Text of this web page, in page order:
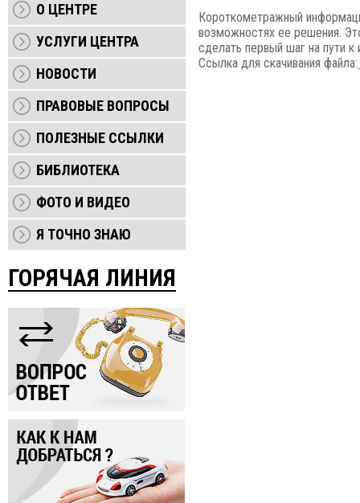
О ЦЕНТРЕ
УСЛУГИ ЦЕНТРА
НОВОСТИ
ПРАВОВЫЕ ВОПРОСЫ
ПОЛЕЗНЫЕ ССЫЛКИ
БИБЛИОТЕКА
ФОТО И ВИДЕО
Я ТОЧНО ЗНАЮ
ГОРЯЧАЯ ЛИНИЯ
Короткометражный
возможностях ее решения.
сделать первый шаг на пути
Ссылка для скачивания файла: